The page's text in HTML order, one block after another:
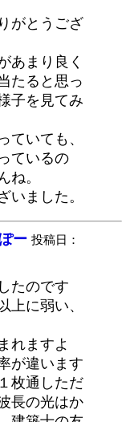
がとうござ
あまり良く
たると思っ
子を見てみ
ていても、
ているの
ね。
いました。
ー 投稿日：
たのです
上に弱い、
れますよ
が違います
枚通しただ
長の光はか